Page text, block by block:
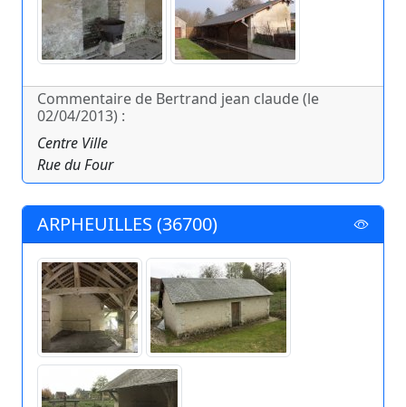
Commentaire de Bertrand jean claude (le
02/04/2013) :
Centre Ville
Rue du Four
ARPHEUILLES (36700)